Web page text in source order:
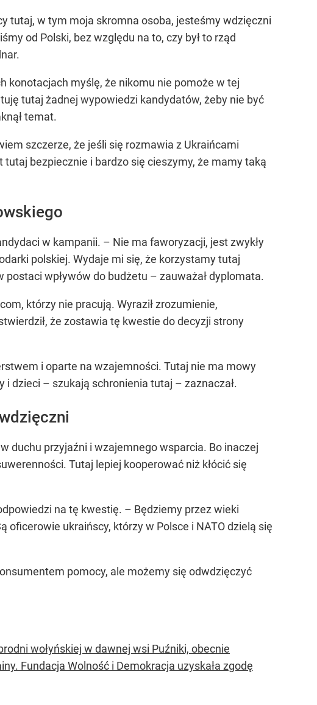
tutaj, w tym moja skromna osoba, jesteśmy wdzięczni
od Polski, bez względu na to, czy był to rząd
konotacjach myślę, że nikomu nie pomoże w tej
tutaj żadnej wypowiedzi kandydatów, żeby nie być
temat.
szczerze, że jeśli się rozmawia z Ukraińcami
tutaj bezpiecznie i bardzo się cieszymy, że mamy taką
w kampanii. – Nie ma faworyzacji, jest zwykły
polskiej. Wydaje mi się, że korzystamy tutaj
wpływów do budżetu – zauważał dyplomata.
którzy nie pracują. Wyraził zrozumienie,
że zostawia tę kwestie do decyzji strony
i oparte na wzajemności. Tutaj nie ma mowy
i dzieci – szukają schronienia tutaj – zaznaczał.
duchu przyjaźni i wzajemnego wsparcia. Bo inaczej
Tutaj lepiej kooperować niż kłócić się
na tę kwestię. – Będziemy przez wieki
ukraińscy, którzy w Polsce i NATO dzielą się
pomocy, ale możemy się odwdzięczyć
wołyńskiej w dawnej wsi Puźniki, obecnie
Fundacja Wolność i Demokracja uzyskała zgodę